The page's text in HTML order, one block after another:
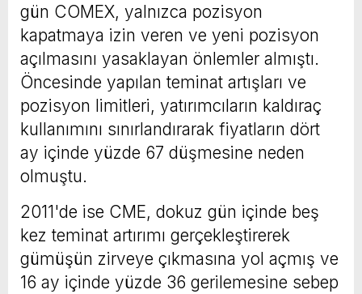
gün COMEX, yalnızca pozisyon
kapatmaya izin veren ve yeni pozisyon
açılmasını yasaklayan önlemler almıştı.
Öncesinde yapılan teminat artışları ve
pozisyon limitleri, yatırımcıların kaldıraç
kullanımını sınırlandırarak fiyatların dört
ay içinde yüzde 67 düşmesine neden
olmuştu.
2011'de ise CME, dokuz gün içinde beş
kez teminat artırımı gerçekleştirerek
gümüşün zirveye çıkmasına yol açmış ve
16 ay içinde yüzde 36 gerilemesine sebep